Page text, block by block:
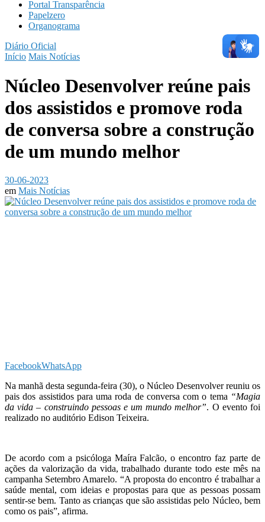
Portal Transparência
Papelzero
Organograma
Diário Oficial
Início Mais Notícias
Núcleo Desenvolver reúne pais
dos assistidos e promove roda
de conversa sobre a construção
de um mundo melhor
30-06-2023
em Mais Notícias
FacebookWhatsApp
Na manhã desta segunda-feira (30), o Núcleo Desenvolver reuniu os
pais dos assistidos para uma roda de conversa com o tema “Magia
da vida – construindo pessoas e um mundo melhor”. O evento foi
realizado no auditório Edison Teixeira.
De acordo com a psicóloga Maíra Falcão, o encontro faz parte de
ações da valorização da vida, trabalhado durante todo este mês na
campanha Setembro Amarelo. “A proposta do encontro é trabalhar a
saúde mental, com ideias e propostas para que as pessoas possam
sentir-se bem. Tanto as crianças que são assistidas pelo Núcleo, bem
como os pais”, afirma.